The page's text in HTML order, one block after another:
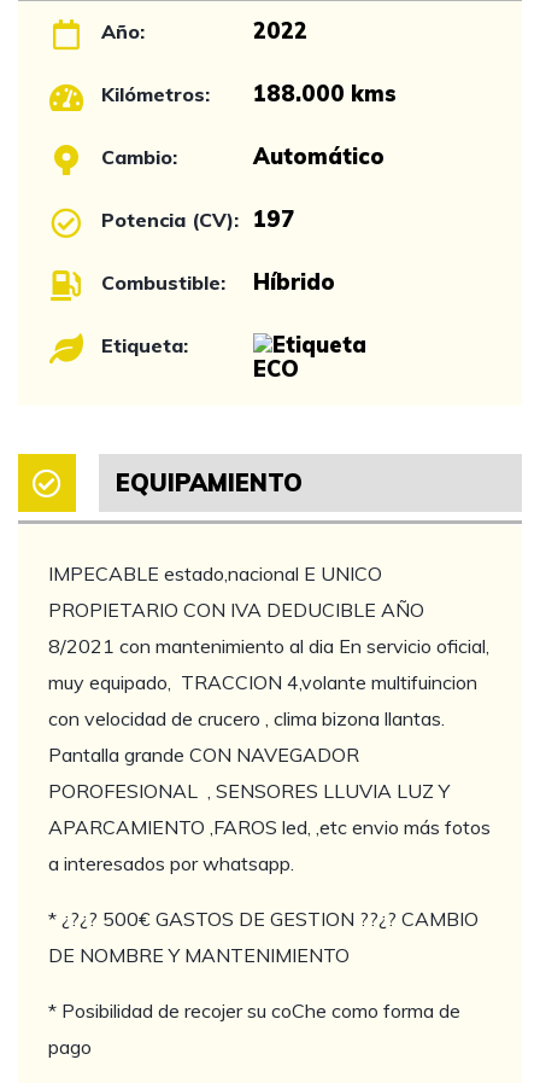
Año: 2022
Kilómetros: 188.000 kms
Cambio: Automático
Potencia (CV): 197
Combustible: Híbrido
Etiqueta:
EQUIPAMIENTO
IMPECABLE estado,nacional E UNICO
PROPIETARIO CON IVA DEDUCIBLE AÑO
8/2021 con mantenimiento al dia En servicio oficial,
muy equipado, TRACCION 4,volante multifuincion
con velocidad de crucero , clima bizona llantas.
Pantalla grande CON NAVEGADOR
POROFESIONAL , SENSORES LLUVIA LUZ Y
APARCAMIENTO ,FAROS led, ,etc envio más fotos
a interesados por whatsapp.
* ¿?¿? 500€ GASTOS DE GESTION ??¿? CAMBIO
DE NOMBRE Y MANTENIMIENTO
* Posibilidad de recojer su coChe como forma de
pago